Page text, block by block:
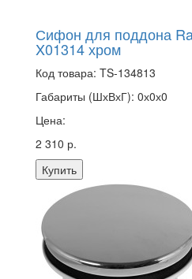
Сифон для поддона
X01314 хром
Код товара: TS-134813
Габариты (ШхВхГ): 0х0х0
Цена:
2 310 р.
Купить